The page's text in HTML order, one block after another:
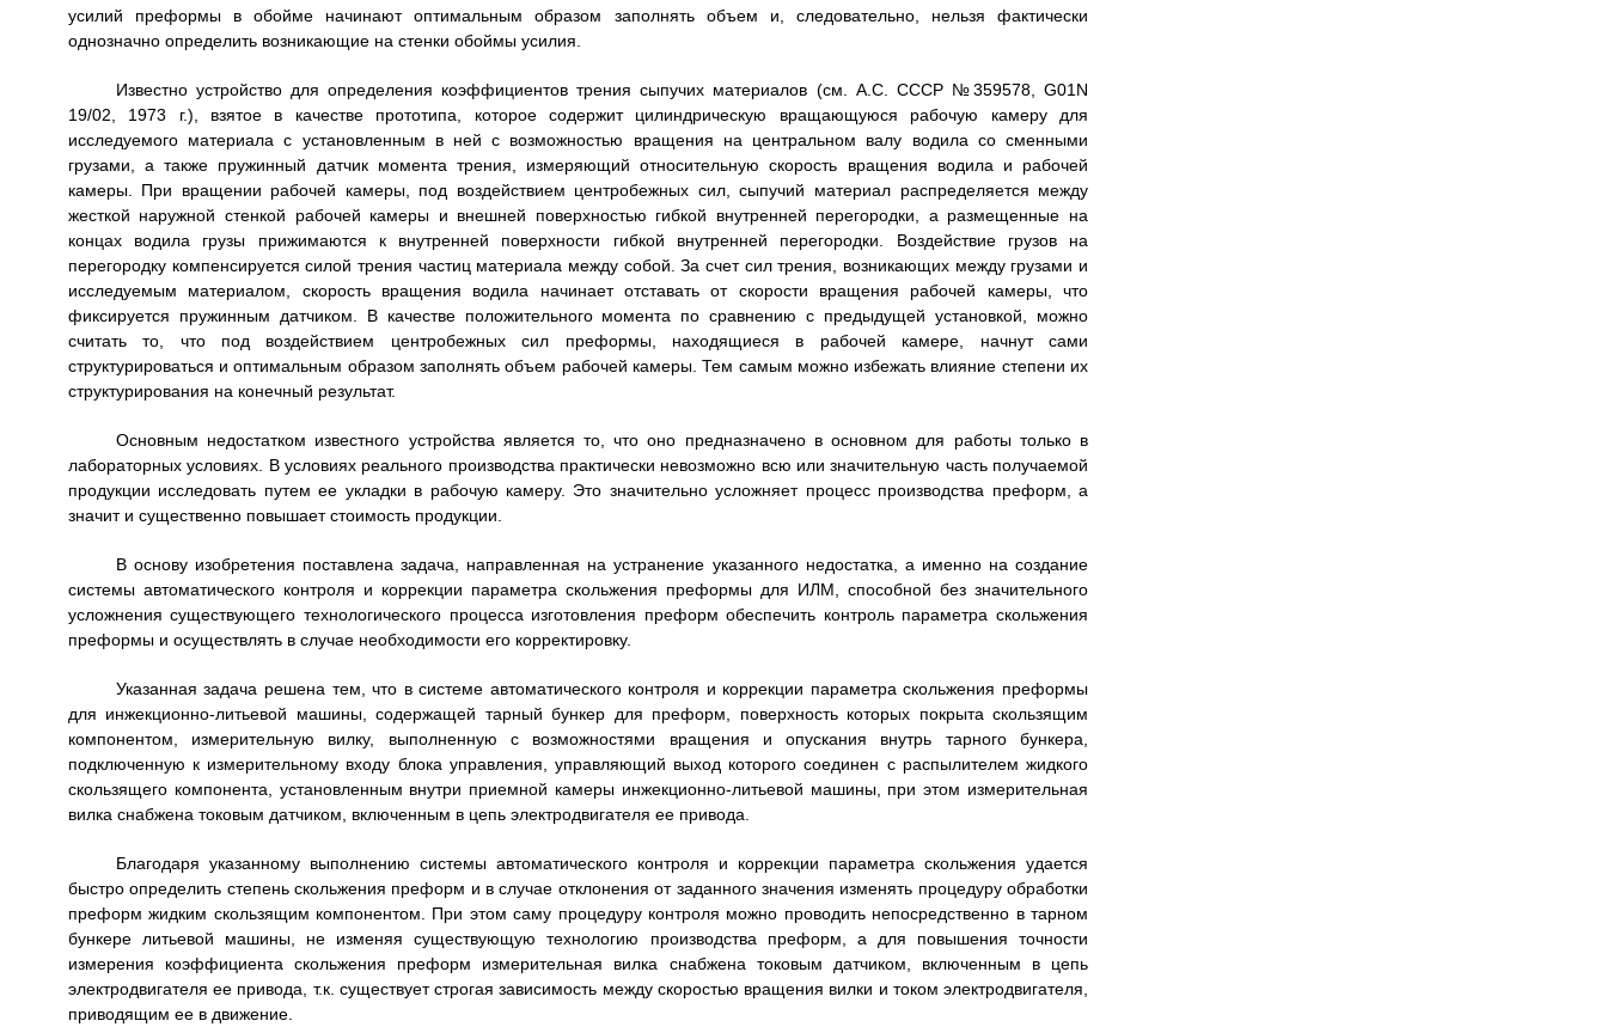
усилий преформы в обойме начинают оптимальным образом заполнять объем и, следовательно, нельзя фактически
однозначно определить возникающие на стенки обоймы усилия.
Известно устройство для определения коэффициентов трения сыпучих материалов (см. А.С. СССР №359578, G01N
19/02, 1973 г.), взятое в качестве прототипа, которое содержит цилиндрическую вращающуюся рабочую камеру для
исследуемого материала с установленным в ней с возможностью вращения на центральном валу водила со сменными
грузами, а также пружинный датчик момента трения, измеряющий относительную скорость вращения водила и рабочей
камеры. При вращении рабочей камеры, под воздействием центробежных сил, сыпучий материал распределяется между
жесткой наружной стенкой рабочей камеры и внешней поверхностью гибкой внутренней перегородки, а размещенные на
концах водила грузы прижимаются к внутренней поверхности гибкой внутренней перегородки. Воздействие грузов на
перегородку компенсируется силой трения частиц материала между собой. За счет сил трения, возникающих между грузами и
исследуемым материалом, скорость вращения водила начинает отставать от скорости вращения рабочей камеры, что
фиксируется пружинным датчиком. В качестве положительного момента по сравнению с предыдущей установкой, можно
считать то, что под воздействием центробежных сил преформы, находящиеся в рабочей камере, начнут сами
структурироваться и оптимальным образом заполнять объем рабочей камеры. Тем самым можно избежать влияние степени их
структурирования на конечный результат.
Основным недостатком известного устройства является то, что оно предназначено в основном для работы только в
лабораторных условиях. В условиях реального производства практически невозможно всю или значительную часть получаемой
продукции исследовать путем ее укладки в рабочую камеру. Это значительно усложняет процесс производства преформ, а
значит и существенно повышает стоимость продукции.
В основу изобретения поставлена задача, направленная на устранение указанного недостатка, а именно на создание
системы автоматического контроля и коррекции параметра скольжения преформы для ИЛМ, способной без значительного
усложнения существующего технологического процесса изготовления преформ обеспечить контроль параметра скольжения
преформы и осуществлять в случае необходимости его корректировку.
Указанная задача решена тем, что в системе автоматического контроля и коррекции параметра скольжения преформы
для инжекционно-литьевой машины, содержащей тарный бункер для преформ, поверхность которых покрыта скользящим
компонентом, измерительную вилку, выполненную с возможностями вращения и опускания внутрь тарного бункера,
подключенную к измерительному входу блока управления, управляющий выход которого соединен с распылителем жидкого
скользящего компонента, установленным внутри приемной камеры инжекционно-литьевой машины, при этом измерительная
вилка снабжена токовым датчиком, включенным в цепь электродвигателя ее привода.
Благодаря указанному выполнению системы автоматического контроля и коррекции параметра скольжения удается
быстро определить степень скольжения преформ и в случае отклонения от заданного значения изменять процедуру обработки
преформ жидким скользящим компонентом. При этом саму процедуру контроля можно проводить непосредственно в тарном
бункере литьевой машины, не изменяя существующую технологию производства преформ, а для повышения точности
измерения коэффициента скольжения преформ измерительная вилка снабжена токовым датчиком, включенным в цепь
электродвигателя ее привода, т.к. существует строгая зависимость между скоростью вращения вилки и током электродвигателя,
приводящим ее в движение.